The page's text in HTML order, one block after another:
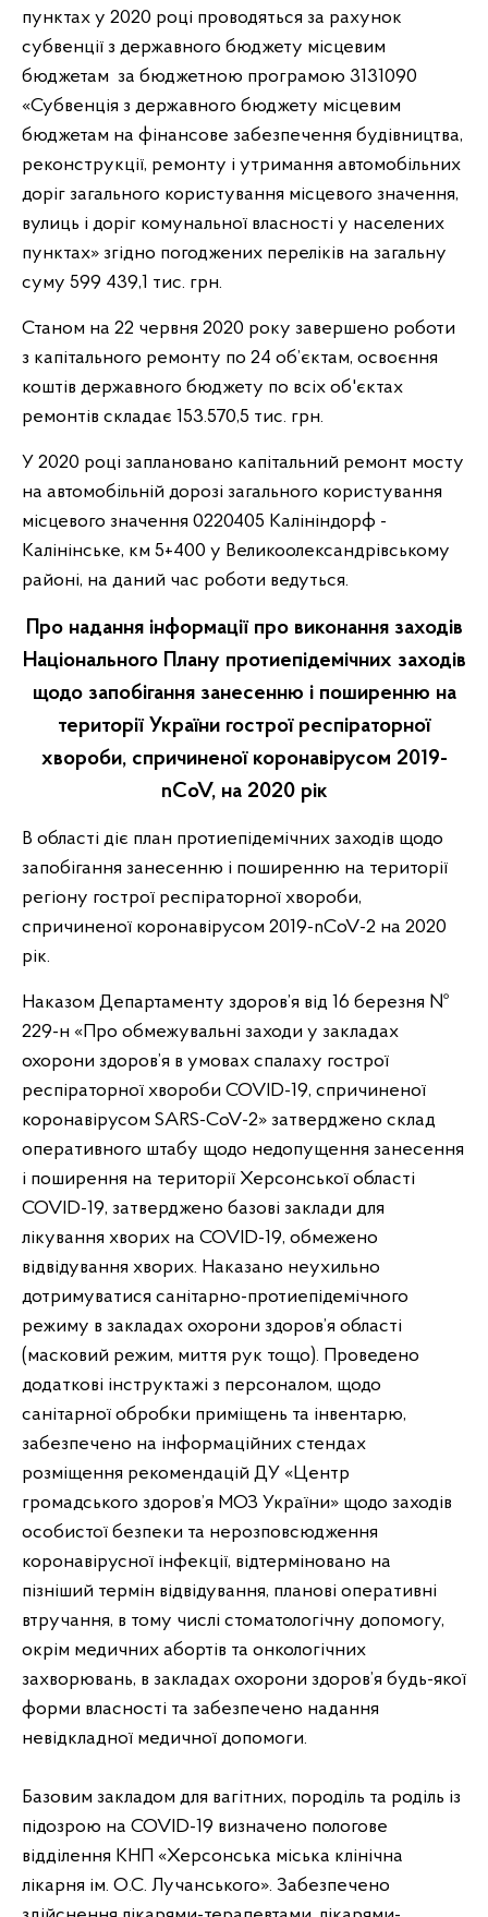
пунктах у 2020 році проводяться за рахунок
субвенції з державного бюджету місцевим
бюджетам за бюджетною програмою 3131090
«Субвенція з державного бюджету місцевим
бюджетам на фінансове забезпечення будівництва,
реконструкції, ремонту і утримання автомобільних
доріг загального користування місцевого значення,
вулиць і доріг комунальної власності у населених
пунктах» згідно погоджених переліків на загальну
суму 599 439,1 тис. грн.
Станом на 22 червня 2020 року завершено роботи
з капітального ремонту по 24 об’єктам, освоєння
коштів державного бюджету по всіх об'єктах
ремонтів складає 153.570,5 тис. грн.
У 2020 році заплановано капітальний ремонт мосту
на автомобільній дорозі загального користування
місцевого значення 0220405 Калініндорф -
Калінінське, км 5+400 у Великоолександрівському
районі, на даний час роботи ведуться.
Про надання інформації про виконання заходів
Національного Плану протиепідемічних заходів
щодо запобігання занесенню і поширенню на
території України гострої респіраторної
хвороби, спричиненої коронавірусом 2019-
nCoV, на 2020 рік
В області діє план протиепідемічних заходів щодо
запобігання занесенню і поширенню на території
регіону гострої респіраторної хвороби,
спричиненої коронавірусом 2019-nCoV-2 на 2020
рік.
Наказом Департаменту здоров’я від 16 березня №
229-н «Про обмежувальні заходи у закладах
охорони здоров’я в умовах спалаху гострої
респіраторної хвороби COVID-19, спричиненої
коронавірусом SARS-CoV-2» затверджено склад
оперативного штабу щодо недопущення занесення
і поширення на території Херсонської області
COVID-19, затверджено базові заклади для
лікування хворих на COVID-19, обмежено
відвідування хворих. Наказано неухильно
дотримуватися санітарно-протиепідемічного
режиму в закладах охорони здоров’я області
(масковий режим, миття рук тощо). Проведено
додаткові інструктажі з персоналом, щодо
санітарної обробки приміщень та інвентарю,
забезпечено на інформаційних стендах
розміщення рекомендацій ДУ «Центр
громадського здоров’я МОЗ України» щодо заходів
особистої безпеки та нерозповсюдження
коронавірусної інфекції, відтерміновано на
пізніший термін відвідування, планові оперативні
втручання, в тому числі стоматологічну допомогу,
окрім медичних абортів та онкологічних
захворювань, в закладах охорони здоров’я будь-якої
форми власності та забезпечено надання
невідкладної медичної допомоги.
Базовим закладом для вагітних, породіль та роділь із
підозрою на COVID-19 визначено пологове
відділення КНП «Херсонська міська клінічна
лікарня ім. О.С. Лучанського». Забезпечено